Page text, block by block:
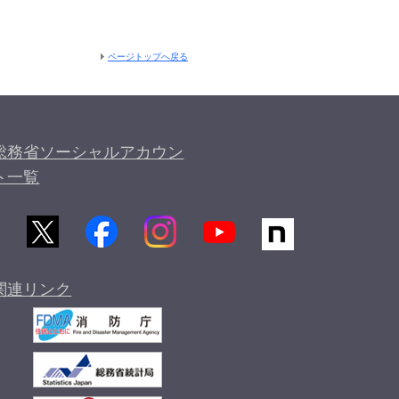
ページトップへ戻る
務省ソーシャルアカウン
一覧
連リンク